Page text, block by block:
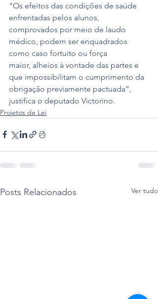
"Os efeitos das condições de saúde
enfrentadas pelos alunos,
comprovados por meio de laudo
médico, podem ser enquadrados
como caso fortuito ou força
maior, alheios à vontade das partes e
que impossibilitam o cumprimento da
obrigação previamente pactuada”,
justifica o deputado Victorino.
Projetos de Lei
Posts Relacionados Ver tudo